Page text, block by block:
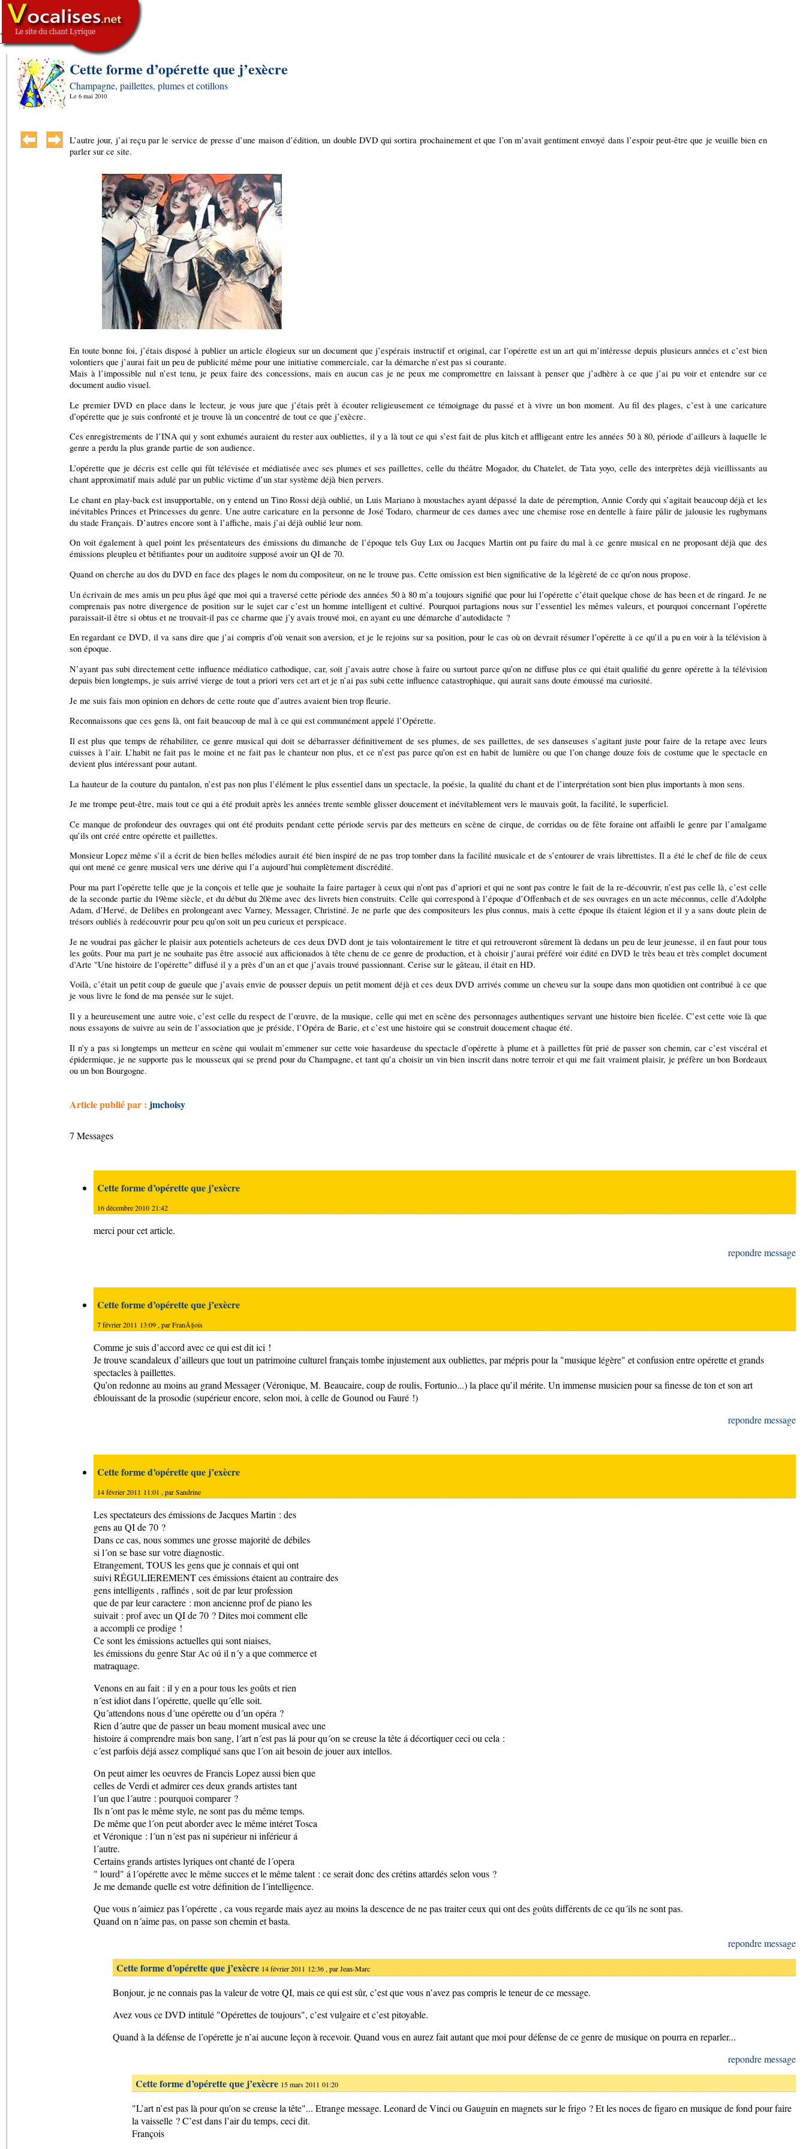
,
SIGNATURE
-->
Cette forme d’opérette que j’exècre
Champagne, paillettes, plumes et cotillons
Le 6 mai 2010
L’autre jour, j’ai reçu par le service de presse d’une maison d’édition, un double DVD qui sortira prochainement et que l’on m’avait gentiment envoyé dans l’espoir peut-être que je veuille bien en
parler sur ce site.
En toute bonne foi, j’étais disposé à publier un article élogieux sur un document que j’espérais instructif et original, car l’opérette est un art qui m’intéresse depuis plusieurs années et c’est bien
volontiers que j’aurai fait un peu de publicité même pour une initiative commerciale, car la démarche n’est pas si courante.
Mais à l’impossible nul n’est tenu, je peux faire des concessions, mais en aucun cas je ne peux me compromettre en laissant à penser que j’adhère à ce que j’ai pu voir et entendre sur ce
document audio visuel.
Le premier DVD en place dans le lecteur, je vous jure que j’étais prêt à écouter religieusement ce témoignage du passé et à vivre un bon moment. Au fil des plages, c’est à une caricature
d’opérette que je suis confronté et je trouve là un concentré de tout ce que j’exècre.
Ces enregistrements de l’INA qui y sont exhumés auraient du rester aux oubliettes, il y a là tout ce qui s’est fait de plus kitch et affligeant entre les années 50 à 80, période d’ailleurs à laquelle le
genre a perdu la plus grande partie de son audience.
L’opérette que je décris est celle qui fût télévisée et médiatisée avec ses plumes et ses paillettes, celle du théâtre Mogador, du Chatelet, de Tata yoyo, celle des interprètes déjà vieillissants au
chant approximatif mais adulé par un public victime d’un star système déjà bien pervers.
Le chant en play-back est insupportable, on y entend un Tino Rossi déjà oublié, un Luis Mariano à moustaches ayant dépassé la date de péremption, Annie Cordy qui s’agitait beaucoup déjà et les
inévitables Princes et Princesses du genre. Une autre caricature en la personne de José Todaro, charmeur de ces dames avec une chemise rose en dentelle à faire pâlir de jalousie les rugbymans
du stade Français. D’autres encore sont à l’affiche, mais j’ai déjà oublié leur nom.
On voit également à quel point les présentateurs des émissions du dimanche de l’époque tels Guy Lux ou Jacques Martin ont pu faire du mal à ce genre musical en ne proposant déjà que des
émissions pleupleu et bêtifiantes pour un auditoire supposé avoir un QI de 70.
Quand on cherche au dos du DVD en face des plages le nom du compositeur, on ne le trouve pas. Cette omission est bien significative de la légèreté de ce qu’on nous propose.
Un écrivain de mes amis un peu plus âgé que moi qui a traversé cette période des années 50 à 80 m’a toujours signifié que pour lui l’opérette c’était quelque chose de has been et de ringard. Je ne
comprenais pas notre divergence de position sur le sujet car c’est un homme intelligent et cultivé. Pourquoi partagions nous sur l’essentiel les mêmes valeurs, et pourquoi concernant l’opérette
paraissait-il être si obtus et ne trouvait-il pas ce charme que j’y avais trouvé moi, en ayant eu une démarche d’autodidacte ?
En regardant ce DVD, il va sans dire que j’ai compris d’où venait son aversion, et je le rejoins sur sa position, pour le cas où on devrait résumer l’opérette à ce qu’il a pu en voir à la télévision à
son époque.
N’ayant pas subi directement cette influence médiatico cathodique, car, soit j’avais autre chose à faire ou surtout parce qu’on ne diffuse plus ce qui était qualifié du genre opérette à la télévision
depuis bien longtemps, je suis arrivé vierge de tout a priori vers cet art et je n’ai pas subi cette influence catastrophique, qui aurait sans doute émoussé ma curiosité.
Je me suis fais mon opinion en dehors de cette route que d’autres avaient bien trop fleurie.
Reconnaissons que ces gens là, ont fait beaucoup de mal à ce qui est communément appelé l’Opérette.
Il est plus que temps de réhabiliter, ce genre musical qui doit se débarrasser définitivement de ses plumes, de ses paillettes, de ses danseuses s’agitant juste pour faire de la retape avec leurs
cuisses à l’air. L’habit ne fait pas le moine et ne fait pas le chanteur non plus, et ce n’est pas parce qu’on est en habit de lumière ou que l’on change douze fois de costume que le spectacle en
devient plus intéressant pour autant.
La hauteur de la couture du pantalon, n’est pas non plus l’élément le plus essentiel dans un spectacle, la poésie, la qualité du chant et de l’interprétation sont bien plus importants à mon sens.
Je me trompe peut-être, mais tout ce qui a été produit après les années trente semble glisser doucement et inévitablement vers le mauvais goût, la facilité, le superficiel.
Ce manque de profondeur des ouvrages qui ont été produits pendant cette période servis par des metteurs en scène de cirque, de corridas ou de fête foraine ont affaibli le genre par l’amalgame
qu’ils ont créé entre opérette et paillettes.
Monsieur Lopez même s’il a écrit de bien belles mélodies aurait été bien inspiré de ne pas trop tomber dans la facilité musicale et de s’entourer de vrais librettistes. Il a été le chef de file de ceux
qui ont mené ce genre musical vers une dérive qui l’a aujourd’hui complètement discrédité.
Pour ma part l’opérette telle que je la conçois et telle que je souhaite la faire partager à ceux qui n’ont pas d’apriori et qui ne sont pas contre le fait de la re-découvrir, n’est pas celle là, c’est celle
de la seconde partie du 19ème siècle, et du début du 20ème avec des livrets bien construits. Celle qui correspond à l’époque d’Offenbach et de ses ouvrages en un acte méconnus, celle d’Adolphe
Adam, d’Hervé, de Delibes en prolongeant avec Varney, Messager, Christiné. Je ne parle que des compositeurs les plus connus, mais à cette époque ils étaient légion et il y a sans doute plein de
trésors oubliés à redécouvrir pour peu qu’on soit un peu curieux et perspicace.
Je ne voudrai pas gâcher le plaisir aux potentiels acheteurs de ces deux DVD dont je tais volontairement le titre et qui retrouveront sûrement là dedans un peu de leur jeunesse, il en faut pour tous
les goûts. Pour ma part je ne souhaite pas être associé aux afficionados à tête chenu de ce genre de production, et à choisir j’aurai préféré voir édité en DVD le très beau et très complet document
d’Arte "Une histoire de l’opérette" diffusé il y a près d’un an et que j’avais trouvé passionnant. Cerise sur le gâteau, il était en HD.
Voilà, c’était un petit coup de gueule que j’avais envie de pousser depuis un petit moment déjà et ces deux DVD arrivés comme un cheveu sur la soupe dans mon quotidien ont contribué à ce que
je vous livre le fond de ma pensée sur le sujet.
Il y a heureusement une autre voie, c’est celle du respect de l’œuvre, de la musique, celle qui met en scène des personnages authentiques servant une histoire bien ficelée. C’est cette voie là que
nous essayons de suivre au sein de l’association que je préside, l’Opéra de Barie, et c’est une histoire qui se construit doucement chaque été.
Il n’y a pas si longtemps un metteur en scène qui voulait m’emmener sur cette voie hasardeuse du spectacle d’opérette à plume et à paillettes fût prié de passer son chemin, car c’est viscéral et
épidermique, je ne supporte pas le mousseux qui se prend pour du Champagne, et tant qu’a choisir un vin bien inscrit dans notre terroir et qui me fait vraiment plaisir, je préfère un bon Bordeaux
ou un bon Bourgogne.
Article publié par : jmchoisy
7 Messages
Cette forme d’opérette que j’exècre
16 décembre 2010 21:42
merci pour cet article.
repondre message
Cette forme d’opérette que j’exècre
7 février 2011 13:09 , parFranÃ§ois
Comme je suis d’accord avec ce qui est dit ici !
Je trouve scandaleux d’ailleurs que tout un patrimoine culturel français tombe injustement aux oubliettes, par mépris pour la "musique légère" et confusion entre opérette et grands
spectacles à paillettes.
Qu’on redonne au moins au grand Messager (Véronique, M. Beaucaire, coup de roulis, Fortunio...) la place qu’il mérite. Un immense musicien pour sa finesse de ton et son art
éblouissant de la prosodie (supérieur encore, selon moi, à celle de Gounod ou Fauré !)
repondre message
Cette forme d’opérette que j’exècre
14 février 2011 11:01 , parSandrine
Les spectateurs des émissions de Jacques Martin : des
gens au QI de 70 ?
Dans ce cas, nous sommes une grosse majorité de débiles
si l´on se base sur votre diagnostic.
Etrangement, TOUS les gens que je connais et qui ont
suivi RÉGULIEREMENT ces émissions étaient au contraire des
gens intelligents , raffinés , soit de par leur profession
que de par leur caractere : mon ancienne prof de piano les
suivait : prof avec un QI de 70 ? Dites moi comment elle
a accompli ce prodige !
Ce sont les émissions actuelles qui sont niaises,
les émissions du genre Star Ac oú il n´y a que commerce et
matraquage.
Venons en au fait : il y en a pour tous les goûts et rien
n´est idiot dans l´opérette, quelle qu´elle soit.
Qu´attendons nous d´une opérette ou d´un opéra ?
Rien d´autre que de passer un beau moment musical avec une
histoire á comprendre mais bon sang, l´art n´est pas lá pour qu´on se creuse la tête á décortiquer ceci ou cela :
c´est parfois déjá assez compliqué sans que l´on ait besoin de jouer aux intellos.
On peut aimer les oeuvres de Francis Lopez aussi bien que
celles de Verdi et admirer ces deux grands artistes tant
l´un que l´autre : pourquoi comparer ?
Ils n´ont pas le même style, ne sont pas du même temps.
De même que l´on peut aborder avec le même intéret Tosca
et Véronique : l´un n´est pas ni supérieur ni inférieur á
l´autre.
Certains grands artistes lyriques ont chanté de l´opera
" lourd" á l´opérette avec le même succes et le même talent : ce serait donc des crétins attardés selon vous ?
Je me demande quelle est votre définition de l´intelligence.
Que vous n´aimiez pas l´opérette , ca vous regarde mais ayez au moins la descence de ne pas traiter ceux qui ont des goûts différents de ce qu´ils ne sont pas.
Quand on n´aime pas, on passe son chemin et basta.
repondre message
Cette forme d’opérette que j’exècre 14 février 2011 12:36 , parJean-Marc
Bonjour, je ne connais pas la valeur de votre QI, mais ce qui est sûr, c’est que vous n’avez pas compris le teneur de ce message.
Avez vous ce DVD intitulé "Opérettes de toujours", c’est vulgaire et c’est pitoyable.
Quand à la défense de l’opérette je n’ai aucune leçon à recevoir. Quand vous en aurez fait autant que moi pour défense de ce genre de musique on pourra en reparler...
repondre message
Cette forme d’opérette que j’exècre 15 mars 2011 01:20
"L’art n’est pas là pour qu’on se creuse la tête"... Etrange message. Leonard de Vinci ou Gauguin en magnets sur le frigo ? Et les noces de figaro en musique de fond pour faire
la vaisselle ? C’est dans l’air du temps, ceci dit.
François